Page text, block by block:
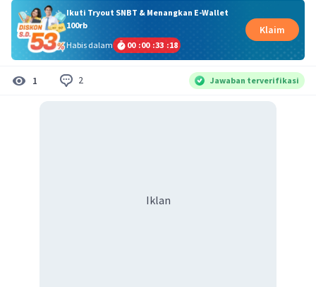
Ikuti Tryout SNBT & Menangkan E-Wallet
100rb
Habis dalam
00 :00 :33 :18
Klaim
1 2 Jawaban terverifikasi
Iklan